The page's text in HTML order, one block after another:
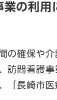
の利用
の確保や介
訪問看護
「長崎市